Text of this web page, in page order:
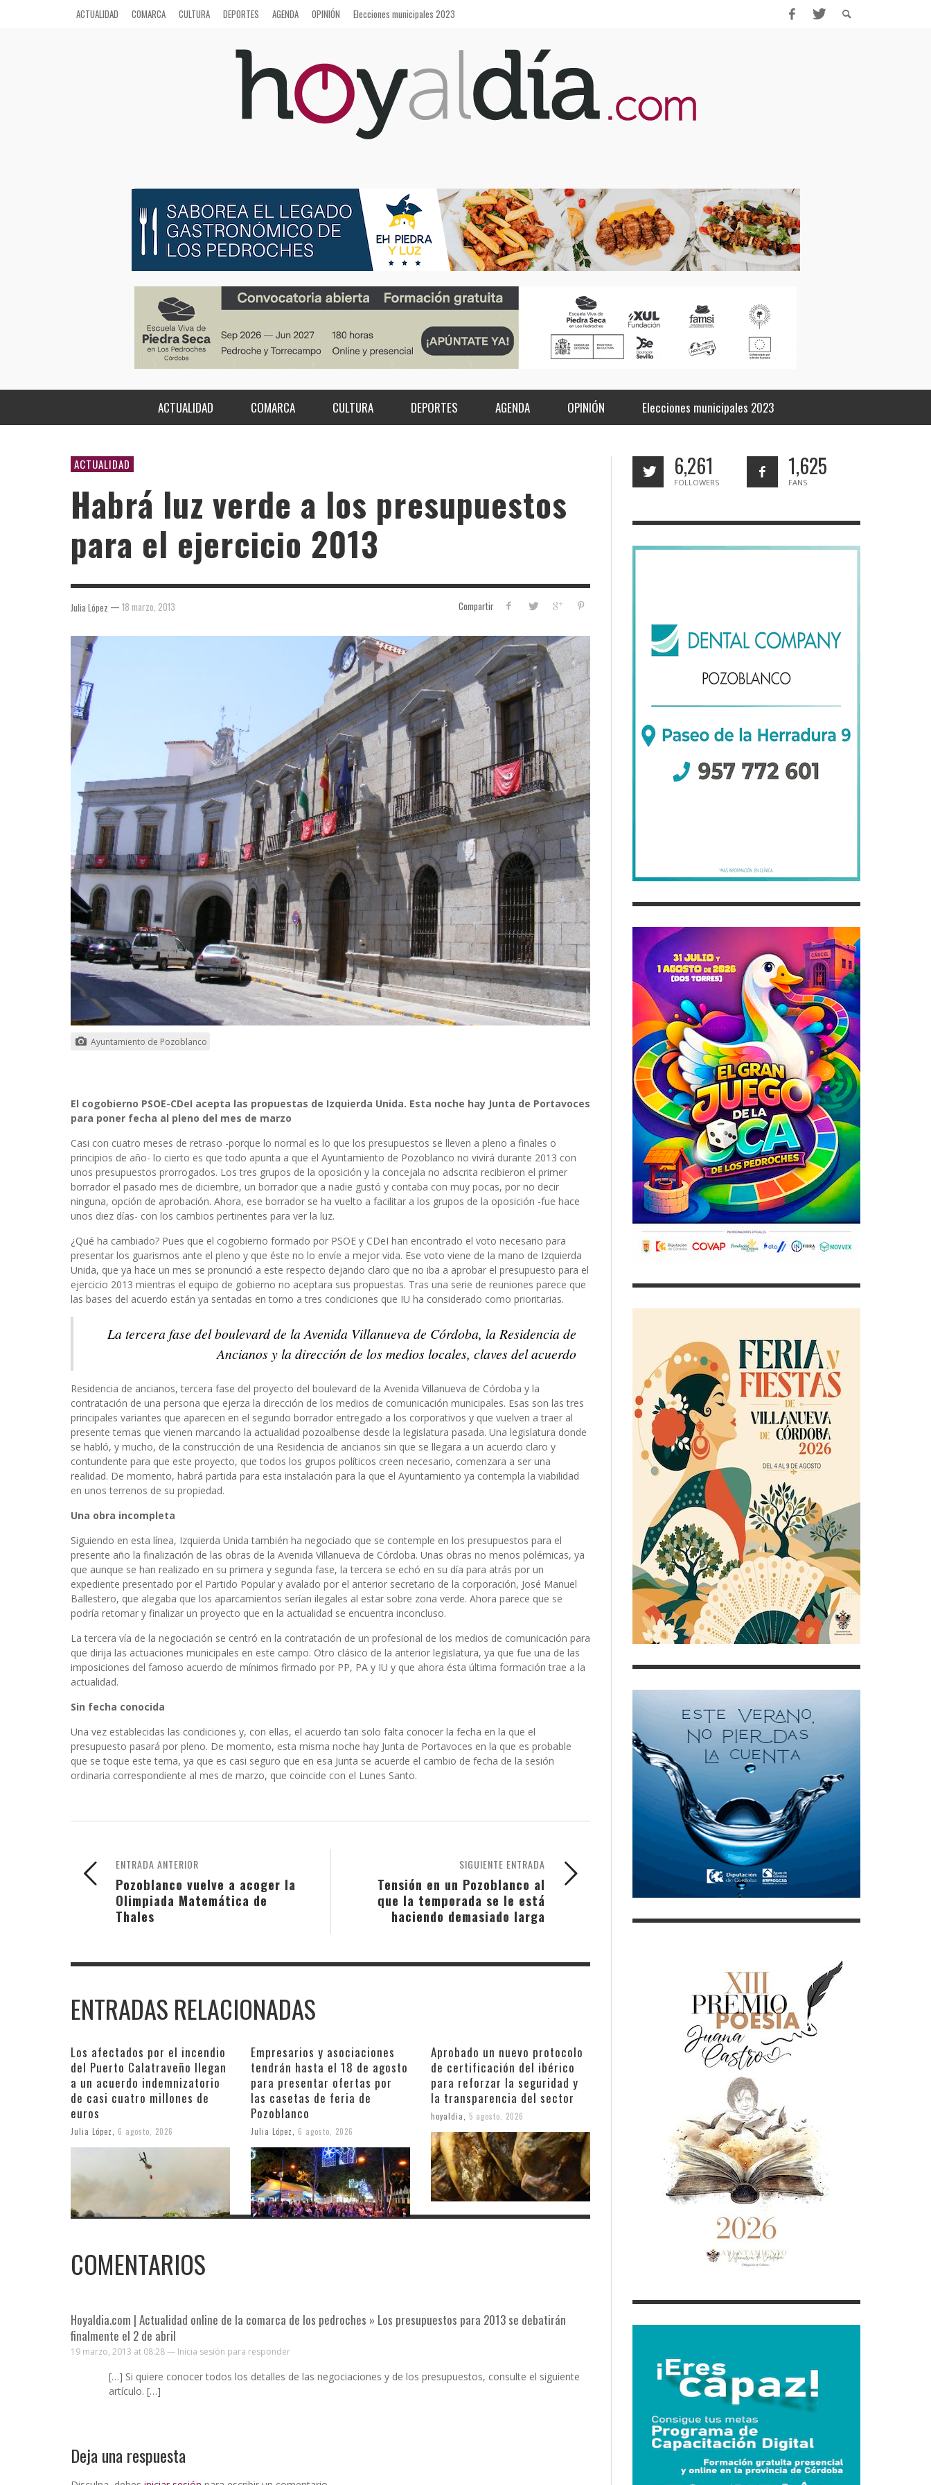
ACTUALIDAD COMARCA CULTURA DEPORTES AGENDA OPINIÓN Elecciones municipales 2023
ACTUALIDAD COMARCA CULTURA DEPORTES AGENDA OPINIÓN Elecciones municipales 2023
ACTUALIDAD
Habrá luz verde a los presupuestos
para el ejercicio 2013
Compartir
Julia López — 18 marzo, 2013
Ayuntamiento de Pozoblanco
El cogobierno PSOE-CDeI acepta las propuestas de Izquierda Unida. Esta noche hay Junta de Portavoces
para poner fecha al pleno del mes de marzo
Casi con cuatro meses de retraso -porque lo normal es lo que los presupuestos se lleven a pleno a finales o
principios de año- lo cierto es que todo apunta a que el Ayuntamiento de Pozoblanco no vivirá durante 2013 con
unos presupuestos prorrogados. Los tres grupos de la oposición y la concejala no adscrita recibieron el primer
borrador el pasado mes de diciembre, un borrador que a nadie gustó y contaba con muy pocas, por no decir
ninguna, opción de aprobación. Ahora, ese borrador se ha vuelto a facilitar a los grupos de la oposición -fue hace
unos diez días- con los cambios pertinentes para ver la luz.
¿Qué ha cambiado? Pues que el cogobierno formado por PSOE y CDeI han encontrado el voto necesario para
presentar los guarismos ante el pleno y que éste no lo envíe a mejor vida. Ese voto viene de la mano de Izquierda
Unida, que ya hace un mes se pronunció a este respecto dejando claro que no iba a aprobar el presupuesto para el
ejercicio 2013 mientras el equipo de gobierno no aceptara sus propuestas. Tras una serie de reuniones parece que
las bases del acuerdo están ya sentadas en torno a tres condiciones que IU ha considerado como prioritarias.
La tercera fase del boulevard de la Avenida Villanueva de Córdoba, la Residencia de
Ancianos y la dirección de los medios locales, claves del acuerdo
Residencia de ancianos, tercera fase del proyecto del boulevard de la Avenida Villanueva de Córdoba y la
contratación de una persona que ejerza la dirección de los medios de comunicación municipales. Esas son las tres
principales variantes que aparecen en el segundo borrador entregado a los corporativos y que vuelven a traer al
presente temas que vienen marcando la actualidad pozoalbense desde la legislatura pasada. Una legislatura donde
se habló, y mucho, de la construcción de una Residencia de ancianos sin que se llegara a un acuerdo claro y
contundente para que este proyecto, que todos los grupos políticos creen necesario, comenzara a ser una
realidad. De momento, habrá partida para esta instalación para la que el Ayuntamiento ya contempla la viabilidad
en unos terrenos de su propiedad.
Una obra incompleta
Siguiendo en esta línea, Izquierda Unida también ha negociado que se contemple en los presupuestos para el
presente año la finalización de las obras de la Avenida Villanueva de Córdoba. Unas obras no menos polémicas, ya
que aunque se han realizado en su primera y segunda fase, la tercera se echó en su día para atrás por un
expediente presentado por el Partido Popular y avalado por el anterior secretario de la corporación, José Manuel
Ballestero, que alegaba que los aparcamientos serían ilegales al estar sobre zona verde. Ahora parece que se
podría retomar y finalizar un proyecto que en la actualidad se encuentra inconcluso.
La tercera vía de la negociación se centró en la contratación de un profesional de los medios de comunicación para
que dirija las actuaciones municipales en este campo. Otro clásico de la anterior legislatura, ya que fue una de las
imposiciones del famoso acuerdo de mínimos firmado por PP, PA y IU y que ahora ésta última formación trae a la
actualidad.
Sin fecha conocida
Una vez establecidas las condiciones y, con ellas, el acuerdo tan solo falta conocer la fecha en la que el
presupuesto pasará por pleno. De momento, esta misma noche hay Junta de Portavoces en la que es probable
que se toque este tema, ya que es casi seguro que en esa Junta se acuerde el cambio de fecha de la sesión
ordinaria correspondiente al mes de marzo, que coincide con el Lunes Santo.
SIGUIENTE ENTRADA
Tensión en un Pozoblanco al
que la temporada se le está
haciendo demasiado larga
ENTRADA ANTERIOR
Pozoblanco vuelve a acoger la
Olimpiada Matemática de
Thales
ENTRADAS RELACIONADAS
Los afectados por el incendio
del Puerto Calatraveño llegan
a un acuerdo indemnizatorio
de casi cuatro millones de
euros
Julia López, 6 agosto, 2026
Empresarios y asociaciones
tendrán hasta el 18 de agosto
para presentar ofertas por
las casetas de feria de
Pozoblanco
Julia López, 6 agosto, 2026
Aprobado un nuevo protocolo
de certificación del ibérico
para reforzar la seguridad y
la transparencia del sector
hoyaldia, 5 agosto, 2026
COMENTARIOS
Hoyaldia.com | Actualidad online de la comarca de los pedroches » Los presupuestos para 2013 se debatirán
finalmente el 2 de abril
19 marzo, 2013 at 08:28 — Inicia sesión para responder
[…] Si quiere conocer todos los detalles de las negociaciones y de los presupuestos, consulte el siguiente
artículo. […]
Deja una respuesta
6,261
FOLLOWERS
1,625
FANS